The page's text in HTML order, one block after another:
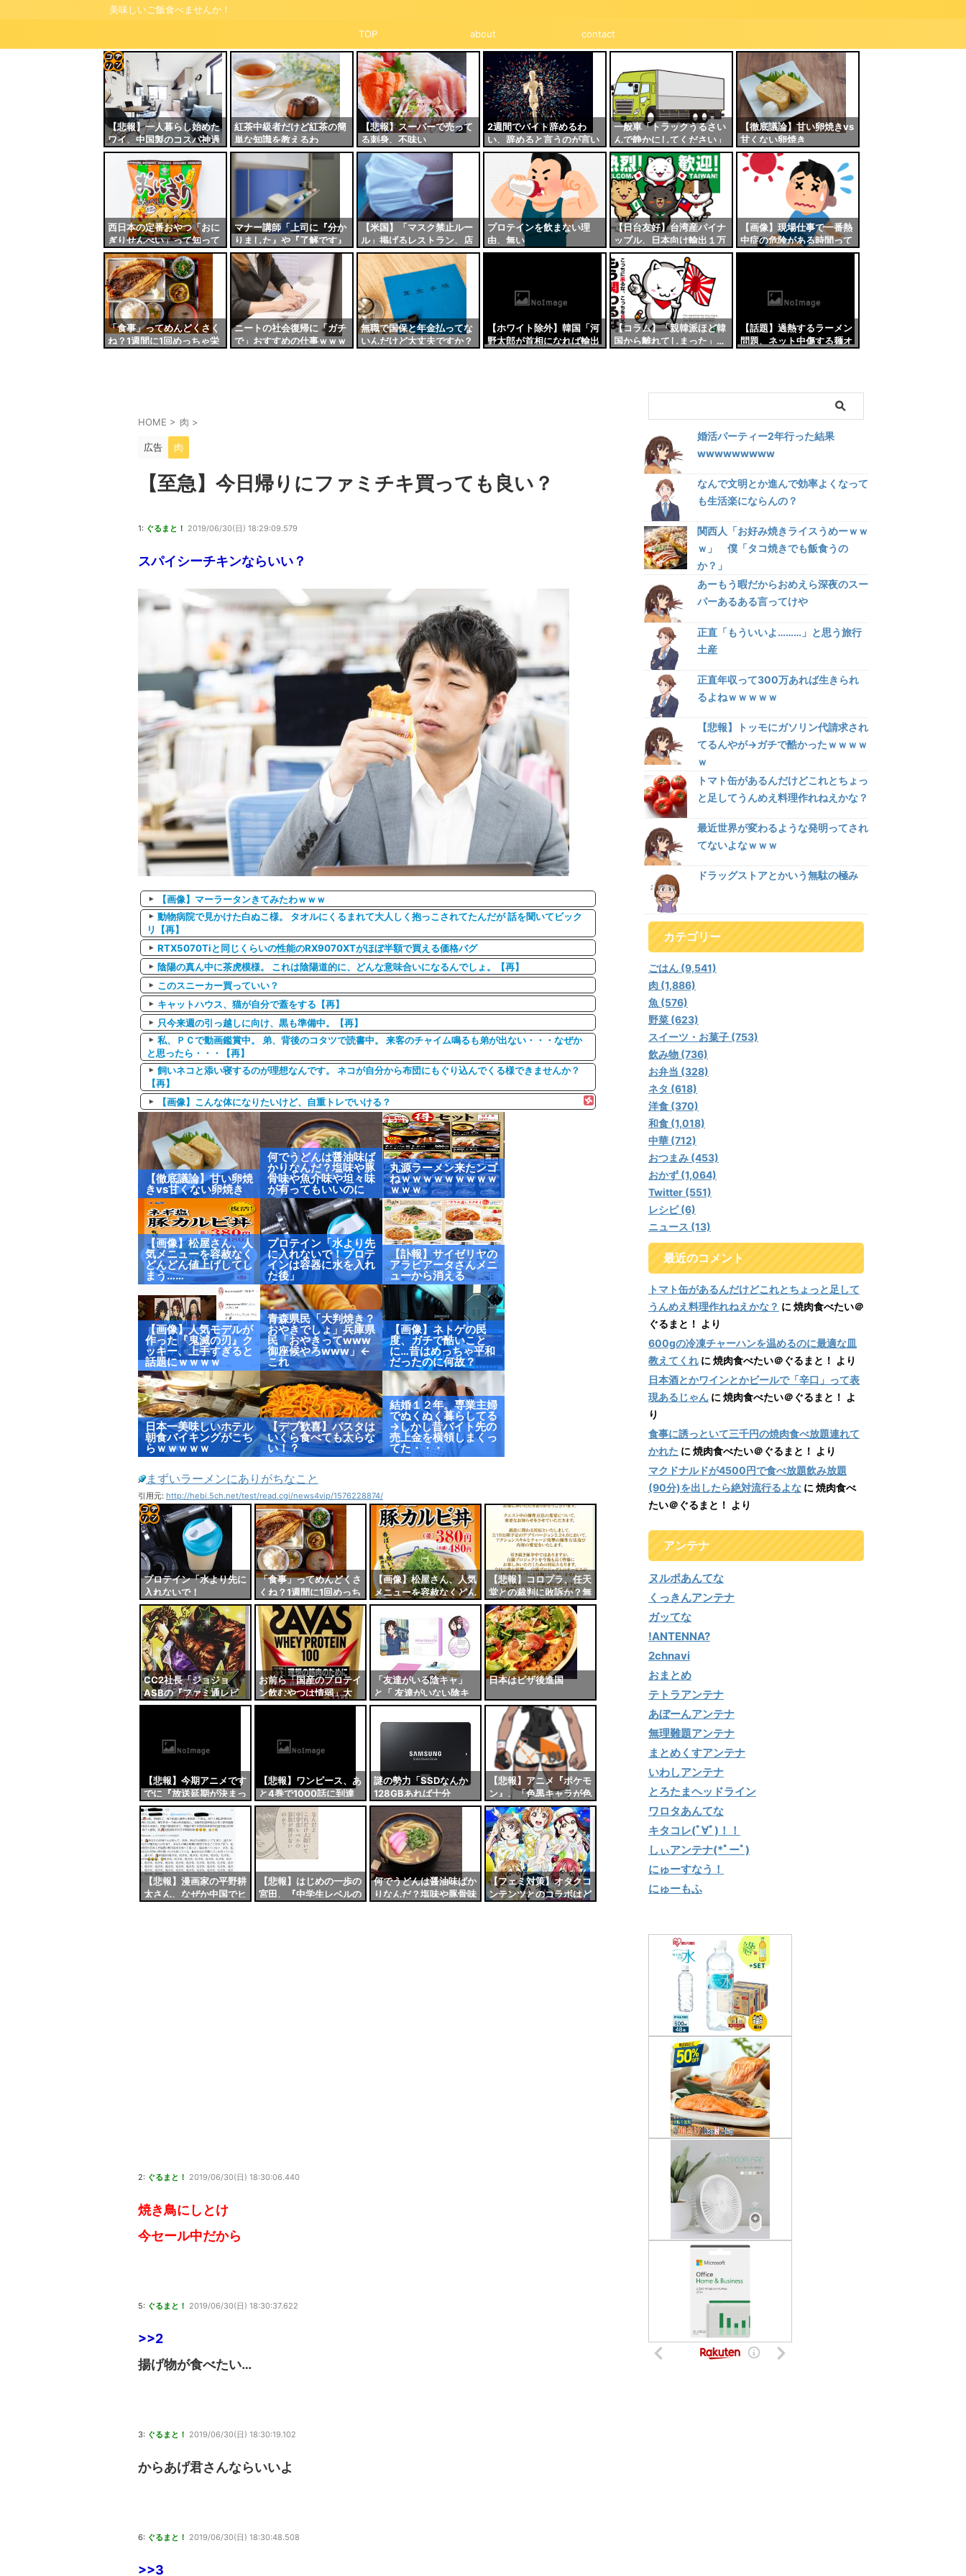
美味しいご飯食べませんか！
TOP about contact
【悲報】一人暮らし始めた
ワイ、中国製のコスパ神過
ぎて日本製品が消えるｗｗ
ｗｗｗｗｗｗ
紅茶中級者だけど紅茶の簡
単な知識を教えるわ
【悲報】スーパーで売って
る刺身、不味い
2週間でバイト辞めるわ
い、辞めると言うのが言い
づらすぎる…
一般車「トラックうるさい
んで静かにしてください」
運ちゃん「ここ大型枠。冷
凍機切れるか馬鹿」
【徹底議論】甘い卵焼きvs
甘くない卵焼き
西日本の定番おやつ「おに
ぎりせんべい」って知って
る？
マナー講師「上司に『分か
りました』や『了解です』
はNG！他の敬語に比べて
敬意の度合いがやや控え
め」←これ
【米国】「マスク禁止ルー
ル」掲げるレストラン、店
内でマスク着用していた客
を追い出す
プロテインを飲まない理
由、無い
【日台友好】台湾産パイナ
ップル、日本向け輸出１万
トン
【画像】現場仕事で一番熱
中症の危険がある時間って
これだよなｗｗｗｗ
「食事」ってめんどくさく
ね？1週間に1回めっちゃ栄
ニートの社会復帰に「ガチ
で」おすすめの仕事ｗｗｗ
無職で国保と年金払ってな
いんだけど大丈夫ですか？
【ホワイト除外】韓国「河
野太郎が首相になれば輸出
【コラム】「親韓派ほど韓
国から離れてしまった」…
【話題】過熱するラーメン
問題、ネット中傷する麺オ
コテ
リン
- 固
定リ
ツー
ル
HOME > 肉 >
広告 肉
【至急】今日帰りにファミチキ買っても良い？
1: ぐるまと！ 2019/06/30(日) 18:29:09.579
スパイシーチキンならいい？
【画像】マーラータンきてみたわｗｗｗ
動物病院で見かけた白ぬこ様。 タオルにくるまれて大人しく抱っこされてたんだが 話を聞いてビック
リ【再】
RTX5070Tiと同じくらいの性能のRX9070XTがほぼ半額で買える価格バグ
陰陽の真ん中に茶虎模様。 これは陰陽道的に、どんな意味合いになるんでしょ。【再】
このスニーカー買っていい？
キャットハウス、猫が自分で蓋をする【再】
只今来週の引っ越しに向け、黒も準備中。【再】
私、ＰＣで動画鑑賞中。 弟、背後のコタツで読書中。 来客のチャイム鳴るも弟が出ない・・・なぜか
と思ったら・・・【再】
飼いネコと添い寝するのが理想なんです。 ネコが自分から布団にもぐり込んでくる様できませんか？
【再】
【画像】こんな体になりたいけど、自重トレでいける？
【徹底議論】甘い卵焼
きvs甘くない卵焼き
何でうどんは醤油味ば
かりなんだ？塩味や豚
骨味や魚介味や坦々味
が有ってもいいのに
丸源ラーメン来たンゴ
ねｗｗｗｗｗｗｗｗｗ
ｗｗｗ
【画像】松屋さん、人
気メニューを容赦なく
どんどん値上げしてし
まう……
プロテイン「水より先
に入れないで！プロテ
インは容器に水を入れ
た後」
【訃報】サイゼリヤの
アラビアータさんメニ
ューから消える
【画像】人気モデルが
作った『鬼滅の刃』ク
ッキー、上手すぎると
話題にｗｗｗｗ
青森県民「大判焼き？
おやきでしょ」兵庫県
民「おやきってwww
御座候やろwww」←
これ
【画像】ネトゲの民
度、ガチで酷いこと
に…昔はめっちゃ平和
だったのに何故？
日本一美味しいホテル
朝食バイキングがこち
らｗｗｗｗｗ
【デブ歓喜】パスタは
いくら食べても太らな
い！？
結婚１２年。専業主婦
でぬくぬく暮らしてる
→しかし昔バイト先の
売上金を横領しまくっ
てた・・・
まずいラーメンにありがちなこと
引用元: http://hebi.5ch.net/test/read.cgi/news4vip/1576228874/
プロテイン「水より先に
入れないで！
「食事」ってめんどくさ
くね？1週間に1回めっち
ゃ栄養あるもん食って終
わりでいいだろ
【画像】松屋さん、人気
メニューを容赦なくどん
どん値上げしてしま
う……
【悲報】コロプラ、任天
堂との裁判に敗訴か？無
事『白猫』の操作法が変
わる模様
CC2社長「ジョジョ
ASBの『ファミ通レビ
ュー満点』に文句を言う
お前ら「国産のプロテイ
ン飲むやつは情弱」大
谷、井上尚弥「SAVAS
「友達がいる陰キャ」
と「 友達がいない陰キ
ャ」←この『差』ってど
日本はピザ後進国
【悲報】今期アニメです
でに『放送延期が決まっ
ている作品』がこちら…
【悲報】ワンピース、あ
と4巻で1000話に到達
する模様
謎の勢力「SSDなんか
128GBあれば十分
や！」 ワイ「さよう
か。ほな128GBのSSD
にするわ」
【悲報】アニメ『ポケモ
ン』、「色黒キャラが色
白になった」と外人に難
癖をつけられてしまう
【悲報】漫画家の平野耕
太さん、なぜか中国でヒ
【悲報】はじめの一歩の
宮田、『中学生レベルの
何でうどんは醤油味ばか
りなんだ？塩味や豚骨味
【フェミ対策】オタクコ
ンテンツとのコラボはど
コテ
リン
- 固
定リ
ンク
自動
更新
ツー
ル
2: ぐるまと！ 2019/06/30(日) 18:30:06.440
焼き鳥にしとけ
今セール中だから
5: ぐるまと！ 2019/06/30(日) 18:30:37.622
>>2
揚げ物が食べたい…
3: ぐるまと！ 2019/06/30(日) 18:30:19.102
からあげ君さんならいいよ
6: ぐるまと！ 2019/06/30(日) 18:30:48.508
>>3
婚活パーティー2年行った結果
wwwwwwwww
なんで文明とか進んで効率よくなって
も生活楽にならんの？
関西人「お好み焼きライスうめーｗｗ
ｗ」 僕「タコ焼きでも飯食うの
か？」
あーもう暇だからおめえら深夜のスー
パーあるある言ってけや
正直「もういいよ………」と思う旅行
土産
正直年収って300万あれば生きられ
るよねｗｗｗｗｗ
【悲報】トッモにガソリン代請求され
てるんやが→ガチで酷かったｗｗｗｗ
ｗ
トマト缶があるんだけどこれとちょっ
と足してうんめえ料理作れねえかな？
最近世界が変わるような発明ってされ
てないよなｗｗｗ
ドラッグストアとかいう無駄の極み
カテゴリー
ごはん (9,541)
肉 (1,886)
魚 (576)
野菜 (623)
スイーツ・お菓子 (753)
飲み物 (736)
お弁当 (328)
ネタ (618)
洋食 (370)
和食 (1,018)
中華 (712)
おつまみ (453)
おかず (1,064)
Twitter (551)
レシピ (6)
ニュース (13)
最近のコメント
トマト缶があるんだけどこれとちょっと足して
うんめえ料理作れねえかな？ に 焼肉食べたい＠
ぐるまと！ より
600gの冷凍チャーハンを温めるのに最適な皿
教えてくれ に 焼肉食べたい＠ぐるまと！ より
日本酒とかワインとかビールで「辛口」って表
現あるじゃん に 焼肉食べたい＠ぐるまと！ よ
り
食事に誘っといて三千円の焼肉食べ放題連れて
かれた に 焼肉食べたい＠ぐるまと！ より
マクドナルドが4500円で食べ放題飲み放題
(90分)を出したら絶対流行るよな に 焼肉食べ
たい＠ぐるまと！ より
アンテナ
ヌルポあんてな
くっきんアンテナ
ガッてな
!ANTENNA?
2chnavi
おまとめ
テトラアンテナ
あぼーんアンテナ
無理難題アンテナ
まとめくすアンテナ
いわしアンテナ
とろたまヘッドライン
ワロタあんてな
キタコレ(ﾟ∀ﾟ)！！
しぃアンテナ(*ﾟーﾟ)
にゅーすなう！
にゅーもふ